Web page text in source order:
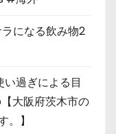
になる飲み物2
い過ぎによる目
大阪府茨木市の
】